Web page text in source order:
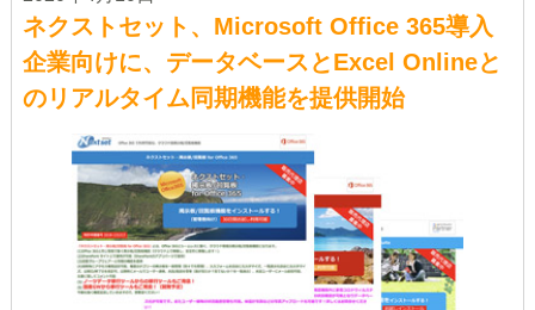
ネクストセット、Microsoft Office 365導入
企業向けに、データベースとExcel Onlineと
のリアルタイム同期機能を提供開始